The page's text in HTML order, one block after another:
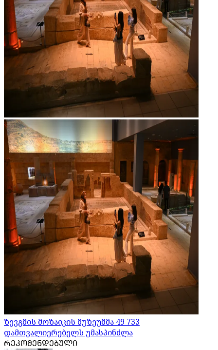
ზევგმის მოზაიკის მუზეუმმა 49 733
დამთვალიერებელს უმასპინძლა
ᲠᲔᲙᲝᲛᲔᲜᲓᲔᲑᲣᲚᲘ